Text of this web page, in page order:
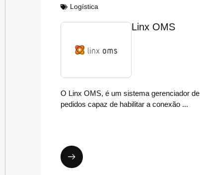
Logística
Linx OMS
O Linx OMS, é um sistema gerenciador de
pedidos capaz de habilitar a conexão ...